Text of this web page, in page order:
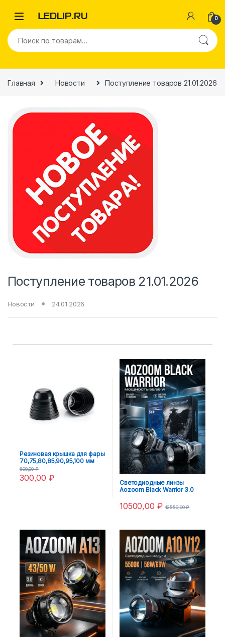
0
Главная Новости Поступление товаров 21.01.2026
Поступление товаров 21.01.2026
Новости 24.01.2026
Резиновая крышка для фары
70,75,80,85,90,95,100 мм
300,00₽
600,00₽
Светодиодные линзы
Aozoom Black Warrior 3.0
10500,00 ₽ 12550,00₽